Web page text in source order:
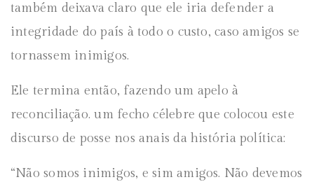
também deixava claro que ele iria defender a
integridade do país à todo o custo, caso amigos se
tornassem inimigos.
Ele termina então, fazendo um apelo à
reconciliação. um fecho célebre que colocou este
discurso de posse nos anais da história política:
“Não somos inimigos, e sim amigos. Não devemos